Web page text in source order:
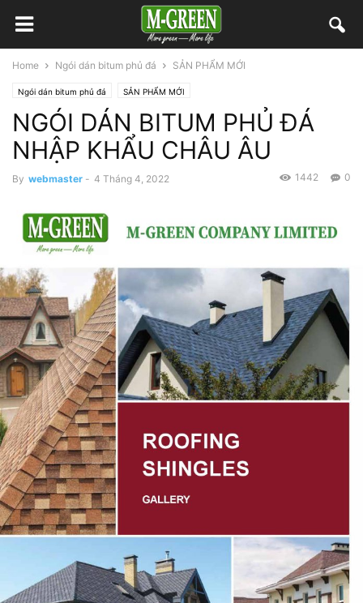
Home Ngói dán bitum phủ đá SẢN PHẨM MỚI
Ngói dán bitum phủ đá SẢN PHẨM MỚI
NGÓI DÁN BITUM PHỦ ĐÁ
NHẬP KHẨU CHÂU ÂU
By webmaster - 4 Tháng 4, 2022 0
1442